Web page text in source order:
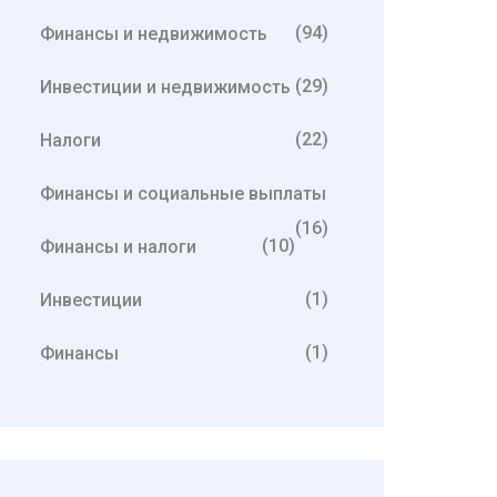
Финансы и недвижимость (94)
Инвестиции и недвижимость (29)
Налоги (22)
Финансы и социальные выплаты
(16)
Финансы и налоги
(10)
Инвестиции (1)
Финансы (1)